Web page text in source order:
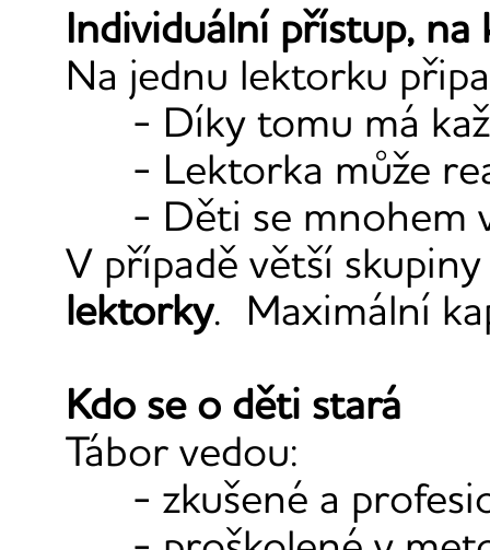
Individuální přístup, na
Na jednu lektorku
- Díky tomu má
- Lektorka může
- Děti se mnohem
V případě větší
lektorky. Maximální
Kdo se o děti stará
Tábor vedou:
- zkušené a